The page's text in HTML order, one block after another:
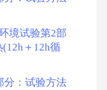
境试验第2部
＋12h循
分：试验方法